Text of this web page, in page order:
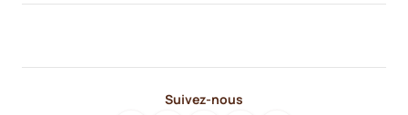
Suivez-nous